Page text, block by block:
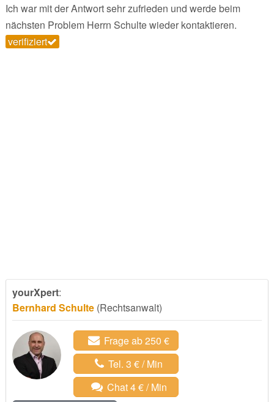
Ich war mit der Antwort sehr zufrieden und werde beim
nächsten Problem Herrn Schulte wieder kontaktieren.
verifiziert
yourXpert:
Bernhard Schulte(Rechtsanwalt)
Frage ab 250 €
Tel. 3 € / Min
Chat 4 € / Min